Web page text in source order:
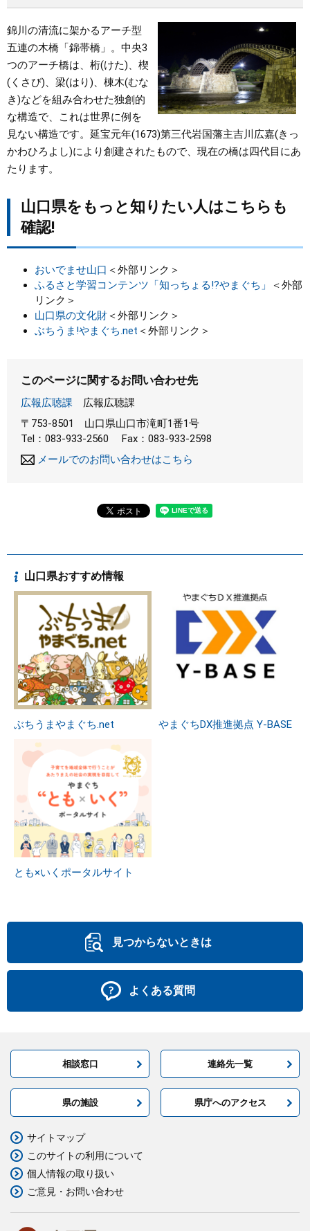
錦川の清流に架かるアーチ型
五連の木橋「錦帯橋」。中央3
つのアーチ橋は、桁(けた)、楔
(くさび)、梁(はり)、棟木(むな
き)などを組み合わせた独創的
な構造で、これは世界に例を
見ない構造です。延宝元年(1673)第三代岩国藩主吉川広嘉(きっ
かわひろよし)により創建されたもので、現在の橋は四代目にあ
たります。
山口県をもっと知りたい人はこちらも
確認!
おいでませ山口 ＜外部リンク＞
ふるさと学習コンテンツ「知っちょる!?やまぐち」
＜外部
リンク＞
山口県の文化財 ＜外部リンク＞
ぶちうま!やまぐち.net ＜外部リンク＞
このページに関するお問い合わせ先
広報広聴課
広報広聴課
〒753-8501
山口県山口市滝町1番1号
Tel：083-933-2560
Fax：083-933-2598
メールでのお問い合わせはこちら
山口県おすすめ情報
ぶちうまやまぐち.net やまぐちDX推進拠点 Y-BASE
とも×いくポータルサイト
見つからないときは
よくある質問
相談窓口 連絡先一覧
県の施設 県庁へのアクセス
サイトマップ
このサイトの利用について
個人情報の取り扱い
ご意見・お問い合わせ